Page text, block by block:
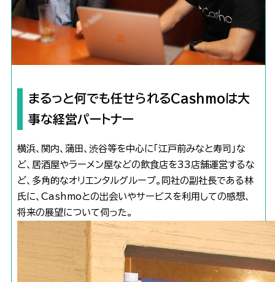
まるっと何でも任せられるCashmoは大
事な経営パートナー
横浜、関内、蒲田、渋谷等を中心に「江戸前みなと寿司」な
ど、居酒屋やラーメン屋などの飲食店を33店舗運営するな
ど、多角的なオリエンタルグループ。同社の副社長である林
氏に、Cashmoとの出会いやサービスを利用しての感想、
将来の展望について伺った。